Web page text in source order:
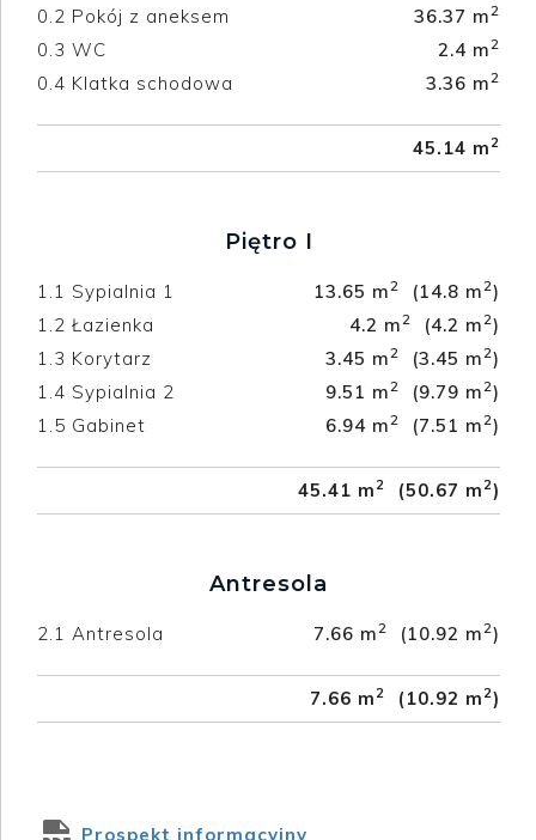
0.2 Pokój z aneksem 36.37 m2
0.3 WC 2.4 m2
0.4 Klatka schodowa 3.36 m2
45.14 m 2
Piętro I
1.1 Sypialnia 1 (14.8 m2)
13.65 m2
1.2 Łazienka (4.2 m2)
4.2 m2
1.3 Korytarz (3.45 m2)
3.45 m2
1.4 Sypialnia 2 (9.79 m2)
9.51 m2
1.5 Gabinet (7.51 m2)
6.94 m2
(50.67 m 2)
45.41 m 2
Antresola
2.1 Antresola (10.92 m2)
7.66 m2
(10.92 m 2)
7.66 m 2
Prospekt informacyjny